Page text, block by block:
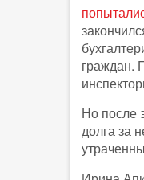
граждан.
Но после
долга за